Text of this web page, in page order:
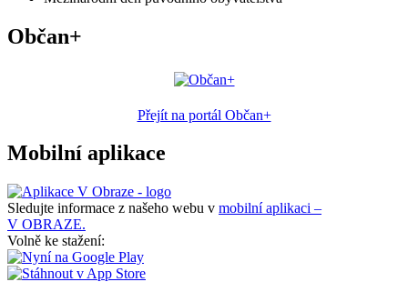
Občan+
Přejít na portál Občan+
Mobilní aplikace
Sledujte informace z našeho webu v mobilní aplikaci –
V OBRAZE.
Volně ke stažení: